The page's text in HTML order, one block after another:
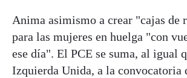
Anima asimismo a crear "cajas de
para las mujeres en huelga "con
ese día". El PCE se suma, al igual
Izquierda Unida, a la convocatoria